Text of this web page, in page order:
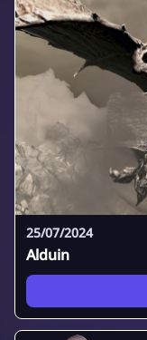
25/07/2024
Alduin